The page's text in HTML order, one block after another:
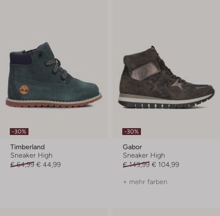
-30%
Timberland
Sneaker High
€ 64,99 € 44,99
-30%
Gabor
Sneaker High
€ 149,99 € 104,99
+ mehr farben